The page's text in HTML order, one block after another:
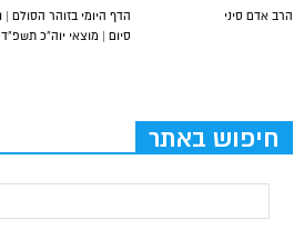
הדף היומי בזוהר הסולם |
סיום | מוצאי יוה”כ תשפ”ד
הרב אדם סיני
חיפוש באתר